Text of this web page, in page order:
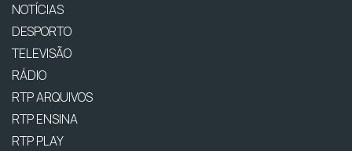
NOTÍCIAS
DESPORTO
TELEVISÃO
RÁDIO
RTP ARQUIVOS
RTP ENSINA
RTP PLAY